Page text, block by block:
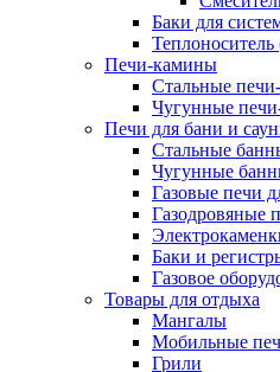
Баки для
Печи-камины
Стальные
Чугунные
Печи для бани и
Стальные
Чугунные
Газовые печи
Газодровяные
Баки и
Газовое
Товары для отдыха
Мангалы
Мобильные
Грили